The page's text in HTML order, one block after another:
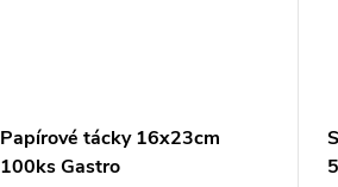
Papírové tácky 16x23cm
100ks Gastro